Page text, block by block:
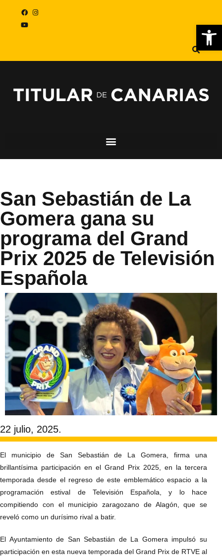
San Sebastián de La
Gomera gana su
programa del Grand
Prix 2025 de Televisión
Española
22 julio, 2025.
El municipio de San Sebastián de La Gomera, firma una
brillantísima participación en el Grand Prix 2025, en la tercera
temporada desde el regreso de este emblemático espacio a la
programación estival de Televisión Española, y lo hace
compitiendo con el municipio zaragozano de Alagón, que se
reveló como un durísimo rival a batir.
El Ayuntamiento de San Sebastián de La Gomera impulsó su
participación en esta nueva temporada del Grand Prix de RTVE al